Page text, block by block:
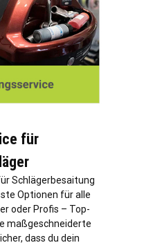
für
Schlägerbesaitung
Optionen für alle
oder Profis – Top-
maßgeschneiderte
dass du dein